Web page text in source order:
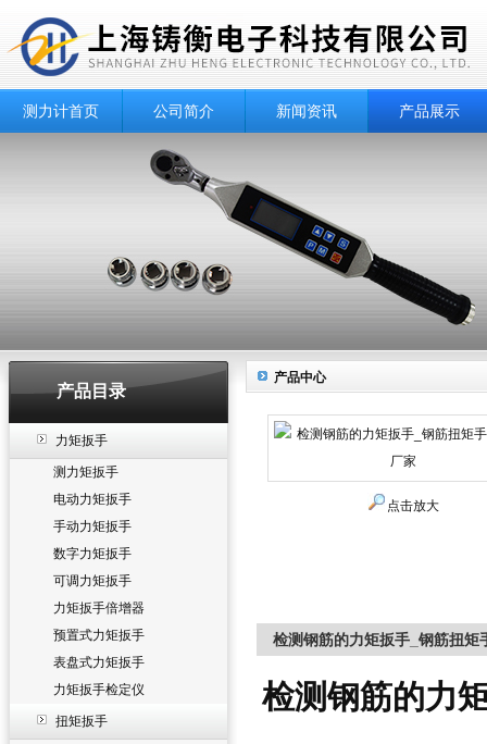
测力计首页 公司简介 新闻资讯 产品展示
产品目录
力矩扳手
测力矩扳手
电动力矩扳手
手动力矩扳手
数字力矩扳手
可调力矩扳手
力矩扳手倍增器
预置式力矩扳手
表盘式力矩扳手
力矩扳手检定仪
扭矩扳手
产品中心
点击放大
检测钢筋的力矩扳手_钢筋扭矩
检测钢筋的力